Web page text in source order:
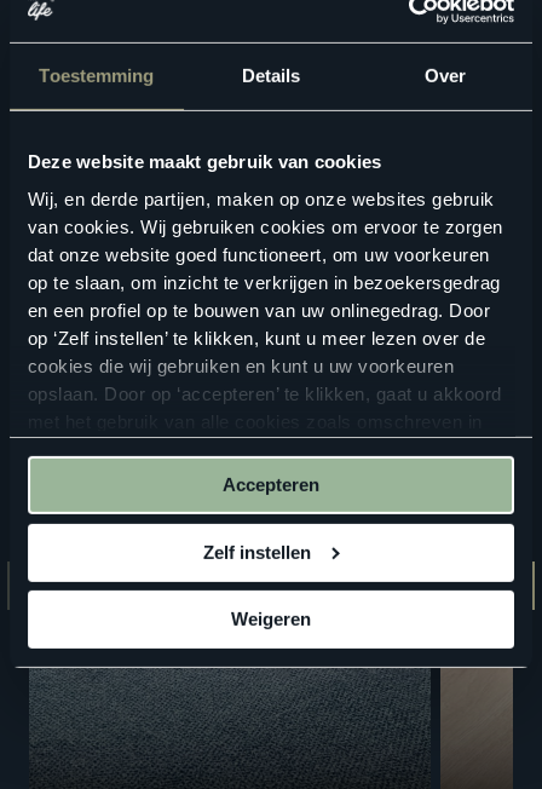
Toestemming Details Over
Deze website maakt gebruik van cookies
Wij, en derde partijen, maken op onze websites gebruik
van cookies. Wij gebruiken cookies om ervoor te zorgen
dat onze website goed functioneert, om uw voorkeuren
op te slaan, om inzicht te verkrijgen in bezoekersgedrag
en een profiel op te bouwen van uw onlinegedrag. Door
op ‘Zelf instellen’ te klikken, kunt u meer lezen over de
cookies die wij gebruiken en kunt u uw voorkeuren
opslaan. Door op ‘accepteren’ te klikken, gaat u akkoord
Accepteren
Zelf instellen
Weigeren
Geschikte vloertoebehoren